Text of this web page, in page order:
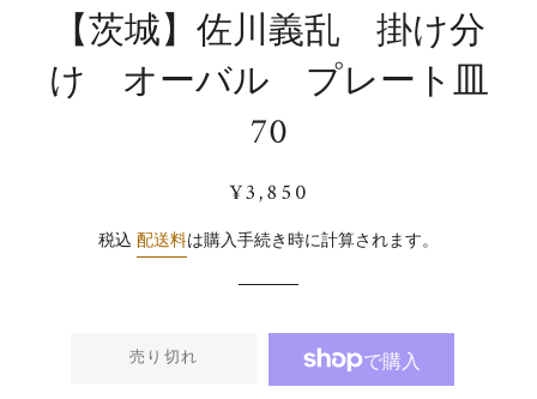
【茨城】佐川義乱 掛け分
け オーバル プレート皿
70
通
価
販
価
¥3,850
税込 配送料は購入手続き時に計算されます。
売り切れ